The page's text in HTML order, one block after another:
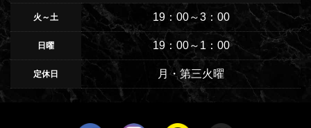
火～土 19：00～3：00
日曜 19：00～1：00
定休日 月・第三火曜